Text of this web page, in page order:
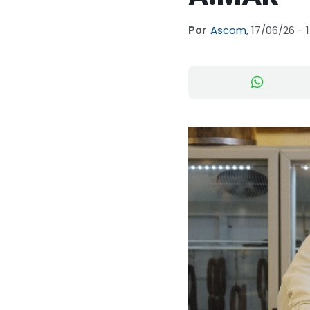
Por Ascom,17/06/26 -